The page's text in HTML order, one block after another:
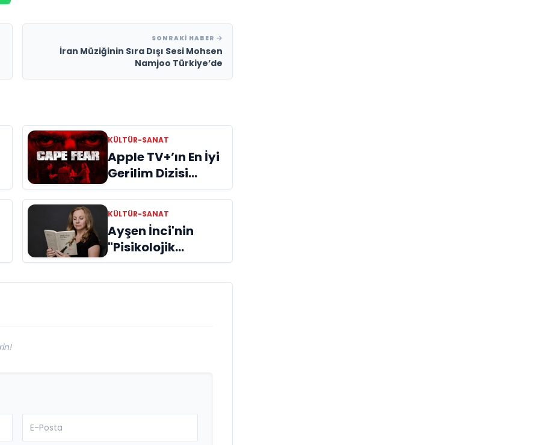
SONRAKI HABER
İran Müziğinin Sıra Dışı Sesi Mohsen
Namjoo Türkiye’de
KÜLTÜR-SANAT
Apple TV+’ın En İyi
Gerilim Dizisi
"Cape Fear"
İncelemes
KÜLTÜR-SANAT
Ayşen İnci'nin
"Pisikolojik
Öyküler" adlı yeni
kitabı raflardaki